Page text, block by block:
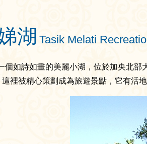
湖 Tasik Melati
個如詩如畫的美麗小湖，位於加央北
這裡被精心策劃成為旅遊景點，它有活